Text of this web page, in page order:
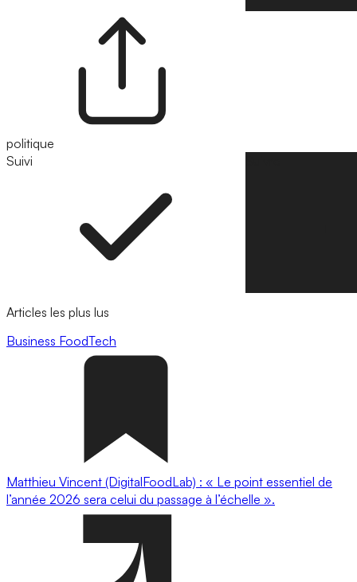
politique
Suivi
Articles les plus lus
Business FoodTech
Matthieu Vincent (DigitalFoodLab) : « Le point essentiel de
l’année 2026 sera celui du passage à l’échelle ».